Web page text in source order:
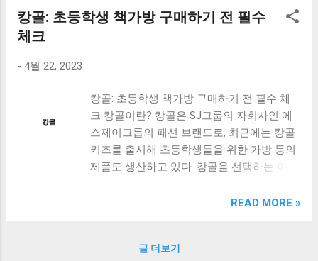
랙. 큐센 멤브레인 무선 키보드 블랙 K1000 일반형 블루투스
키보드 구매를 고려하실 때, 추가 할인 혜택을 놓치지 마세요.
다양한 할인 혜택과 빠른배송 혜택을 놓치지 않도록 먼저 확
인해보세요. 추가할인 확인하기 상품 하나를 사더라도 종류
루투스키보드 같은 상품을 고를 때는 더 고민이 많을 수 밖에
없습니다. 다양한 상품들을 상세스펙 과 가격 을 꼼꼼히 비교
해서 구매하실 수 있도록 순위 추천 해드릴게요. 특가상품 보
러가기 추천상품 Best 유니콘 멀티페어링 스마트폰 태블릿
거치형 저소음 블루투스 키보드, BK-500SB, 일반형, 블랙 유
캉골: 초등학생 책가방 구매하기 전 필수
체크
- 4월 22, 2023
캉골: 초등학생 책가방 구매하기 전 필수 체
크 캉골이란? 캉골은 SJ그룹의 자회사인 에
스제이그룹의 패션 브랜드로, 최근에는 캉골
키즈를 출시해 초등학생들을 위한 가방 등의
제품도 생산하고 있다. 캉골을 선택하는 이유
생들이 좋아하는 캐릭터부터 심플한 디자인
할 수 있다. 가방 및 다양한 용품 생산: 캉골은
READ MORE »
글 더보기